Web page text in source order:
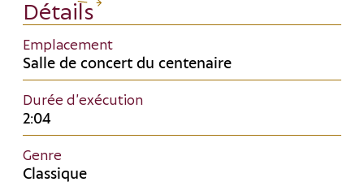
Détails
Emplacement
Salle de concert du centenaire
Durée d’exécution
2:04
Genre
Classique